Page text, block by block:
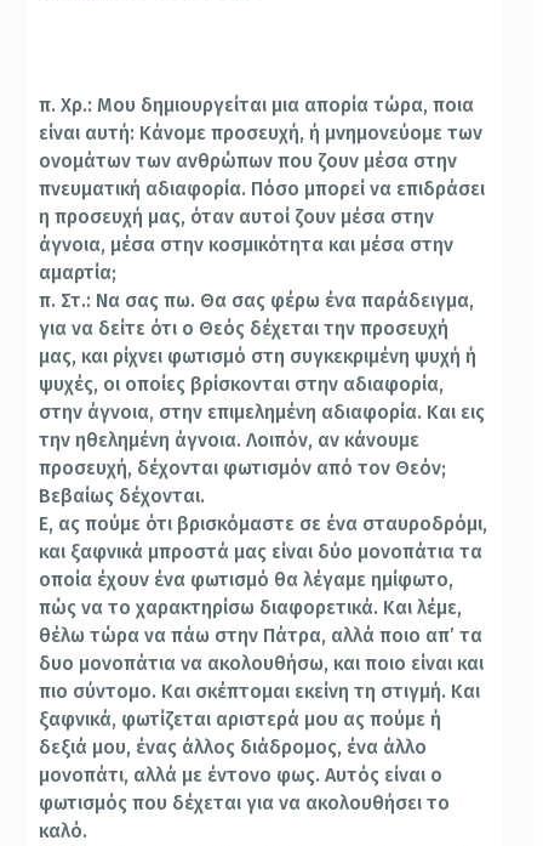
π. Χρ.: Μου δημιουργείται μια απορία τώρα, ποια
είναι αυτή: Κάνομε προσευχή, ή μνημονεύομε των
ονομάτων των ανθρώπων που ζουν μέσα στην
πνευματική αδιαφορία. Πόσο μπορεί να επιδράσει
η προσευχή μας, όταν αυτοί ζουν μέσα στην
άγνοια, μέσα στην κοσμικότητα και μέσα στην
αμαρτία;
π. Στ.: Να σας πω. Θα σας φέρω ένα παράδειγμα,
για να δείτε ότι ο Θεός δέχεται την προσευχή
μας, και ρίχνει φωτισμό στη συγκεκριμένη ψυχή ή
ψυχές, οι οποίες βρίσκονται στην αδιαφορία,
στην άγνοια, στην επιμελημένη αδιαφορία. Και εις
την ηθελημένη άγνοια. Λοιπόν, αν κάνουμε
προσευχή, δέχονται φωτισμόν από τον Θεόν;
Βεβαίως δέχονται.
Ε, ας πούμε ότι βρισκόμαστε σε ένα σταυροδρόμι,
και ξαφνικά μπροστά μας είναι δύο μονοπάτια τα
οποία έχουν ένα φωτισμό θα λέγαμε ημίφωτο,
πώς να το χαρακτηρίσω διαφορετικά. Και λέμε,
θέλω τώρα να πάω στην Πάτρα, αλλά ποιο απ’ τα
δυο μονοπάτια να ακολουθήσω, και ποιο είναι και
πιο σύντομο. Και σκέπτομαι εκείνη τη στιγμή. Και
ξαφνικά, φωτίζεται αριστερά μου ας πούμε ή
δεξιά μου, ένας άλλος διάδρομος, ένα άλλο
μονοπάτι, αλλά με έντονο φως. Αυτός είναι ο
φωτισμός που δέχεται για να ακολουθήσει το
καλό.